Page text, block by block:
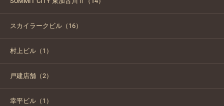
スカイラークビル（16）
村上ビル（1）
戸建店舗（2）
幸平ビル（1）